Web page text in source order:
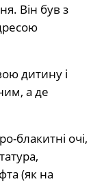
Він був з
дитину і
а де
блакитні очі,
(як на